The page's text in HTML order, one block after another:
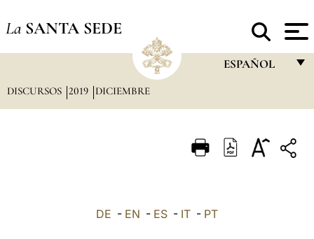
La SANTA SEDE
ESPAÑOL
ITALIANO
DISCURSOS 2019 DICIEMBRE
DE - EN - ES - IT - PT